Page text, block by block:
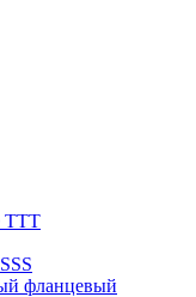
ТТТ
фланцевый